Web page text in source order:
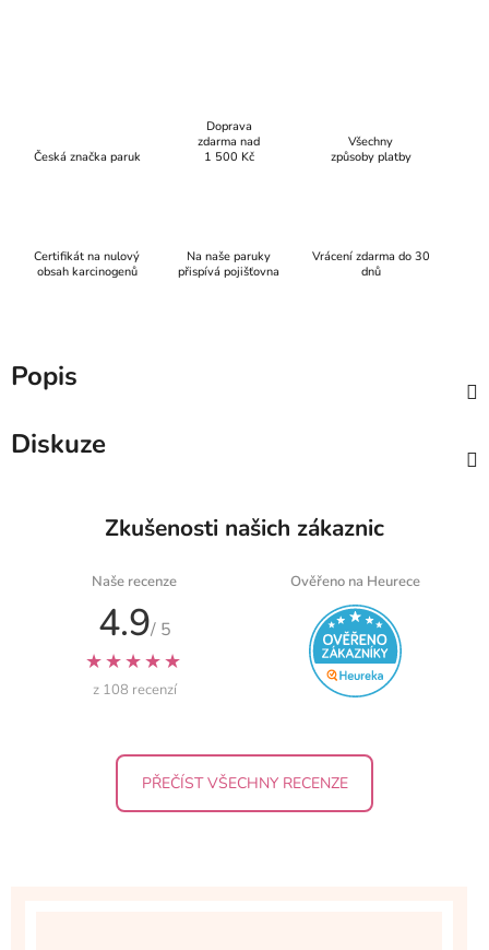
Česká značka paruk
Doprava
zdarma nad
1 500 Kč
Všechny
způsoby platby
Certifikát na nulový
obsah karcinogenů
Na naše paruky
přispívá pojišťovna
Vrácení zdarma do 30
dnů
Popis
Diskuze
Zkušenosti našich zákaznic
Naše recenze
4.9/ 5
★★★★★
z 108 recenzí
Ověřeno na Heurece
PŘEČÍST VŠECHNY RECENZE